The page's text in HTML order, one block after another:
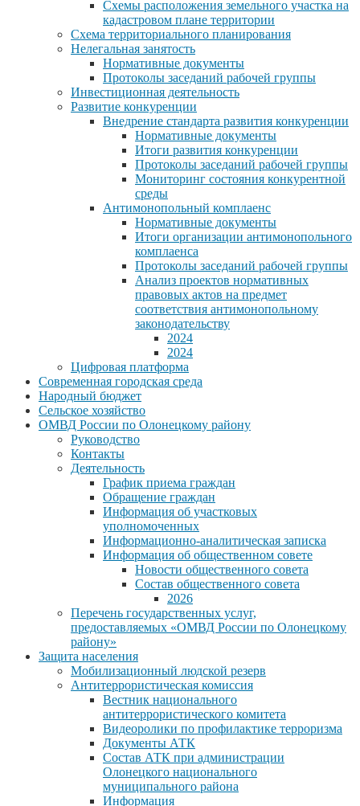
Схемы расположения земельного участка на
кадастровом плане территории
Схема территориального планирования
Нелегальная занятость
Нормативные документы
Протоколы заседаний рабочей группы
Инвестиционная деятельность
Развитие конкуренции
Внедрение стандарта развития конкуренции
Нормативные документы
Итоги развития конкуренции
Протоколы заседаний рабочей группы
Мониторинг состояния конкурентной
среды
Антимонопольный комплаенс
Нормативные документы
Итоги организации антимонопольного
комплаенса
Протоколы заседаний рабочей группы
Анализ проектов нормативных
правовых актов на предмет
соответствия антимонопольному
законодательству
2024
2024
Цифровая платформа
Современная городская среда
Народный бюджет
Сельское хозяйство
ОМВД России по Олонецкому району
Руководство
Контакты
Деятельность
График приема граждан
Обращение граждан
Информация об участковых
уполномоченных
Информационно-аналитическая записка
Информация об общественном совете
Новости общественного совета
Состав общественного совета
2026
Перечень государственных услуг,
предоставляемых «ОМВД России по Олонецкому
району»
Защита населения
Мобилизационный людской резерв
Антитеррористическая комиссия
Вестник национального
антитеррористического комитета
Видеоролики по профилактике терроризма
Документы АТК
Состав АТК при администрации
Олонецкого национального
муниципального района
Информация